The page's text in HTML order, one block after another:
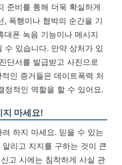
준비를 통해 더욱 확실하게
, 폭행이나 협박의 순간을 기
대폰 녹음 기능이나 메시지
수 있습니다. 만약 상처가 있
단서를 발급받고 사진으로
인 증거들은 데이트폭력 처
정적인 역할을 할 수 있어요.
지 마세요!
하지 마세요. 믿을 수 있는
리고 지지를 구하는 것이 큰
고 시에는 침착하게 사실 관